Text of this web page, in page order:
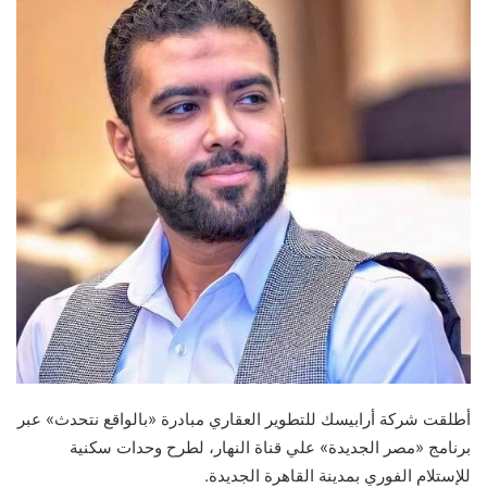
أطلقت شركة أرابيسك للتطوير العقاري مبادرة «بالواقع نتحدث» عبر
برنامج «مصر الجديدة» علي قناة النهار، لطرح وحدات سكنية
للإستلام الفوري بمدينة القاهرة الجديدة.